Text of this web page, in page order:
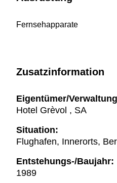
Fernsehapparate
Zusatzinformation
Eigentümer/
Hotel Grèvol , SA
Situation:
Flughafen, Innerorts,
Entstehungs-/Baujahr:
1989